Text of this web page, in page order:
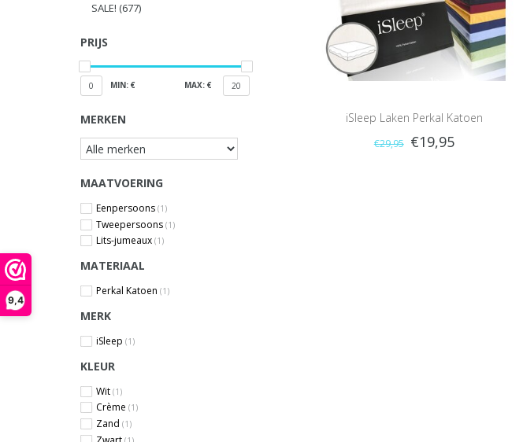
9,4
SALE! (677)
PRIJS
0 MIN: € MAX: € 20
MERKEN
MAATVOERING
Eenpersoons (1)
Tweepersoons (1)
Lits-jumeaux (1)
MATERIAAL
Perkal Katoen (1)
MERK
iSleep (1)
KLEUR
Wit (1)
Crème (1)
Zand (1)
iSleep Laken Perkal Katoen
€29,95 €19,95